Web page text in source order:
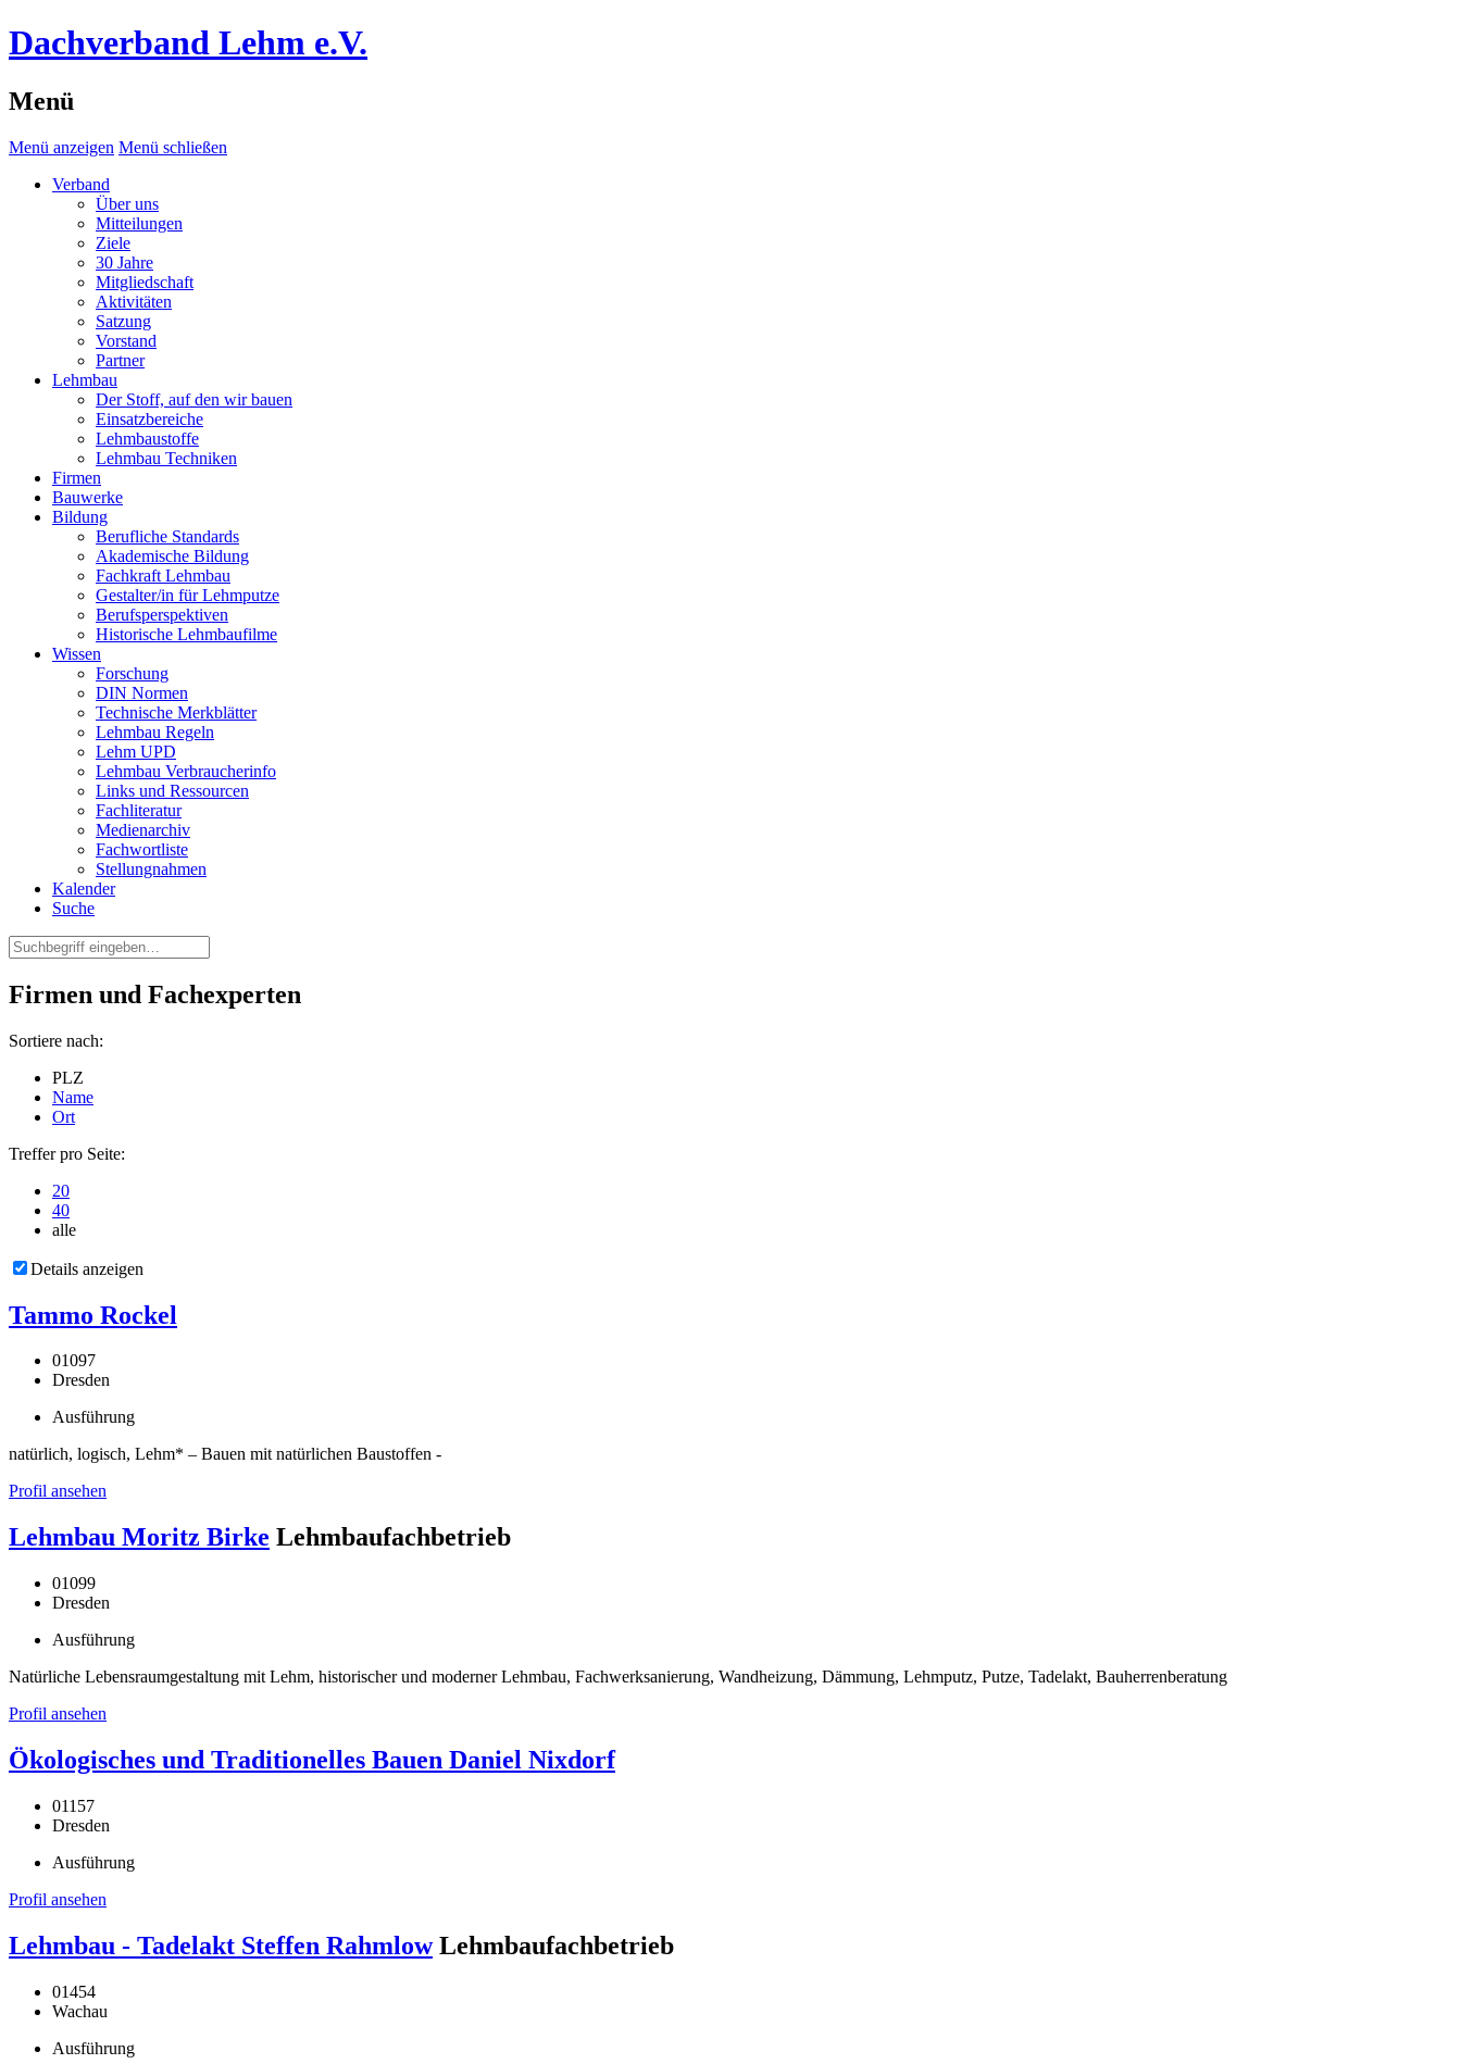
Dachverband Lehm e.V.
Menü
Menü anzeigen Menü schließen
Verband
Über uns
Mitteilungen
Ziele
30 Jahre
Mitgliedschaft
Aktivitäten
Satzung
Vorstand
Partner
Lehmbau
Der Stoff, auf den wir bauen
Einsatzbereiche
Lehmbaustoffe
Lehmbau Techniken
Firmen
Bauwerke
Bildung
Berufliche Standards
Akademische Bildung
Fachkraft Lehmbau
Gestalter/in für Lehmputze
Berufsperspektiven
Historische Lehmbaufilme
Wissen
Forschung
DIN Normen
Technische Merkblätter
Lehmbau Regeln
Lehm UPD
Lehmbau Verbraucherinfo
Links und Ressourcen
Fachliteratur
Medienarchiv
Fachwortliste
Stellungnahmen
Kalender
Suche
Firmen und Fachexperten
Sortiere nach:
PLZ
Name
Ort
Treffer pro Seite:
20
40
alle
Details anzeigen
Tammo Rockel
01097
Dresden
Ausführung
natürlich, logisch, Lehm* – Bauen mit natürlichen Baustoffen -
Profil ansehen
Lehmbau Moritz Birke Lehmbaufachbetrieb
01099
Dresden
Ausführung
Natürliche Lebensraumgestaltung mit Lehm, historischer und moderner Lehmbau, Fachwerksanierung, Wandheizung, Dämmung, Lehmputz, Putze, Tadelakt, Bauherrenberatung
Profil ansehen
Ökologisches und Traditionelles Bauen Daniel Nixdorf
01157
Dresden
Ausführung
Profil ansehen
Lehmbau - Tadelakt Steffen Rahmlow Lehmbaufachbetrieb
01454
Wachau
Ausführung